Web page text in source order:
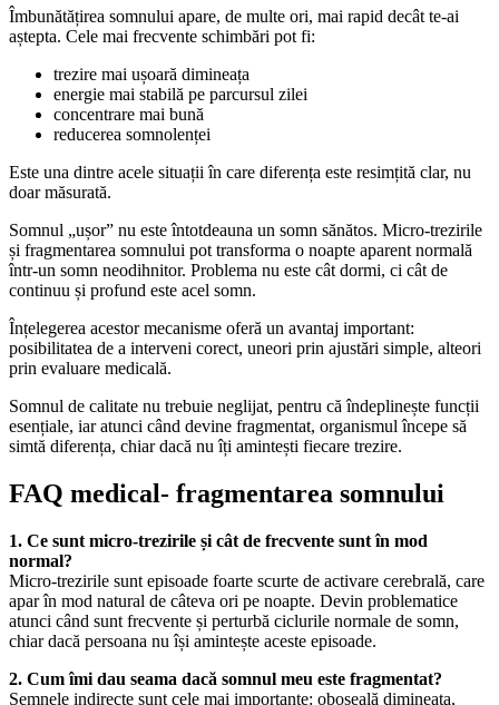
Îmbunătățirea somnului apare, de multe ori, mai rapid decât te-ai
aștepta. Cele mai frecvente schimbări pot fi:
trezire mai ușoară dimineața
energie mai stabilă pe parcursul zilei
concentrare mai bună
reducerea somnolenței
Este una dintre acele situații în care diferența este resimțită clar, nu
doar măsurată.
Somnul „ușor” nu este întotdeauna un somn sănătos. Micro-trezirile
și fragmentarea somnului pot transforma o noapte aparent normală
într-un somn neodihnitor. Problema nu este cât dormi, ci cât de
continuu și profund este acel somn.
Înțelegerea acestor mecanisme oferă un avantaj important:
posibilitatea de a interveni corect, uneori prin ajustări simple, alteori
prin evaluare medicală.
Somnul de calitate nu trebuie neglijat, pentru că îndeplinește funcții
esențiale, iar atunci când devine fragmentat, organismul începe să
simtă diferența, chiar dacă nu îți amintești fiecare trezire.
FAQ medical- fragmentarea somnului
1. Ce sunt micro-trezirile și cât de frecvente sunt în mod
normal?
Micro-trezirile sunt episoade foarte scurte de activare cerebrală, care
apar în mod natural de câteva ori pe noapte. Devin problematice
atunci când sunt frecvente și perturbă ciclurile normale de somn,
chiar dacă persoana nu își amintește aceste episoade.
2. Cum îmi dau seama dacă somnul meu este fragmentat?
Semnele indirecte sunt cele mai importante: oboseală dimineața,